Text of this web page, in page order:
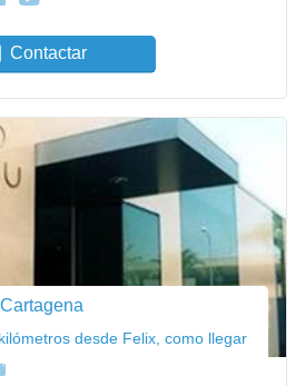
Contactar
desde Felix, como llegar